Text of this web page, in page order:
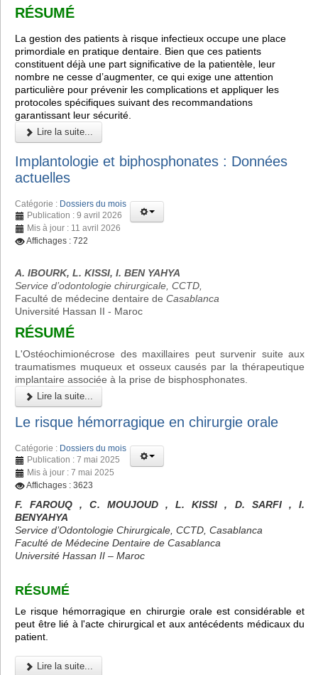
RÉSUMÉ
La gestion des patients à risque infectieux occupe une place
primordiale en pratique dentaire. Bien que ces patients
constituent déjà une part significative de la patientèle, leur
nombre ne cesse d’augmenter, ce qui exige une attention
particulière pour prévenir les complications et appliquer les
protocoles spécifiques suivant des recommandations
garantissant leur sécurité.
Lire la suite...
Implantologie et biphosphonates : Données
actuelles
Catégorie : Dossiers du mois
Publication : 9 avril 2026
Mis à jour : 11 avril 2026
Affichages : 722
A. IBOURK, L. KISSI, I. BEN YAHYA
Service d’odontologie chirurgicale, CCTD,
Faculté de médecine dentaire de Casablanca
Université Hassan II - Maroc
RÉSUMÉ
L'Ostéochimionécrose des maxillaires peut survenir suite aux
traumatismes muqueux et osseux causés par la thérapeutique
implantaire associée à la prise de bisphosphonates.
Lire la suite...
Le risque hémorragique en chirurgie orale
Catégorie : Dossiers du mois
Publication : 7 mai 2025
Mis à jour : 7 mai 2025
Affichages : 3623
F. FAROUQ , C. MOUJOUD , L. KISSI , D. SARFI , I.
BENYAHYA
Service d’Odontologie Chirurgicale, CCTD, Casablanca
Faculté de Médecine Dentaire de Casablanca
Université Hassan II – Maroc
RÉSUMÉ
Le risque hémorragique en chirurgie orale est considérable et
peut être lié à l'acte chirurgical et aux antécédents médicaux du
patient.
Lire la suite...